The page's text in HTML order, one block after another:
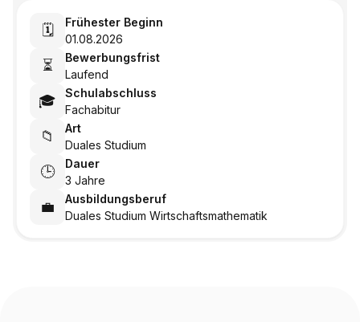
🗓️
Frühester Beginn
01.08.2026
⏳
Bewerbungsfrist
Laufend
🎓
Schulabschluss
Fachabitur
📁
Art
Duales Studium
🕒
Dauer
3 Jahre
💼
Ausbildungsberuf
Duales Studium Wirtschaftsmathematik